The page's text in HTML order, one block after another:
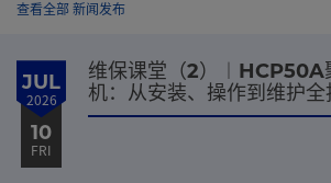
查看全部 新闻发布
JUL
2026
10
FRI
维保课堂（2）︱HCP50A
机：从安装、操作到维护全